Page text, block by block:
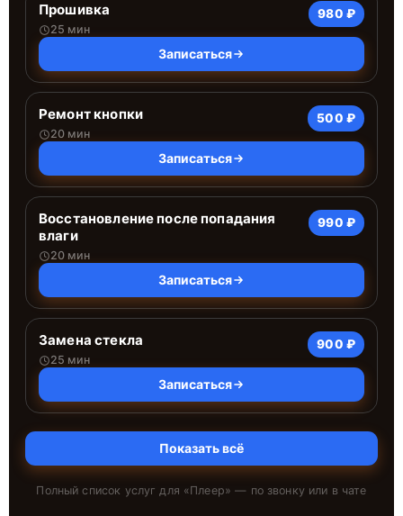
Прошивка
25 мин
980 ₽
Записаться
Ремонт кнопки
20 мин
500 ₽
Записаться
Восстановление после попадания
влаги
20 мин
990 ₽
Записаться
Замена стекла
25 мин
900 ₽
Записаться
Показать всё
Полный список услуг для «Плеер» — по звонку или в чате